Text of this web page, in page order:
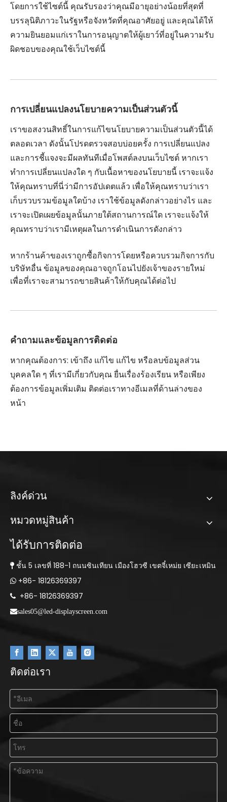
โดยการใช้ไซต์นี้ คุณรับรองว่าคุณมีอายุอย่างน้อยที่สุดที่
บรรลุนิติภาวะในรัฐหรือจังหวัดที่คุณอาศัยอยู่ และคุณได้ให้
ความยินยอมแก่เราในการอนุญาตให้ผู้เยาว์ที่อยู่ในความรับ
ผิดชอบของคุณใช้เว็บไซต์นี้
การเปลี่ยนแปลงนโยบายความเป็นส่วนตัวนี้
เราขอสงวนสิทธิ์ในการแก้ไขนโยบายความเป็นส่วนตัวนี้ได้
ตลอดเวลา ดังนั้นโปรดตรวจสอบบ่อยครั้ง การเปลี่ยนแปลง
และการชี้แจงจะมีผลทันทีเมื่อโพสต์ลงบนเว็บไซต์ หากเรา
ทำการเปลี่ยนแปลงใด ๆ กับเนื้อหาของนโยบายนี้ เราจะแจ้ง
ให้คุณทราบที่นี่ว่ามีการอัปเดตแล้ว เพื่อให้คุณทราบว่าเรา
เก็บรวบรวมข้อมูลใดบ้าง เราใช้ข้อมูลดังกล่าวอย่างไร และ
เราจะเปิดเผยข้อมูลนั้นภายใต้สถานการณ์ใด เราจะแจ้งให้
คุณทราบว่าเรามีเหตุผลในการดำเนินการดังกล่าว
หากร้านค้าของเราถูกซื้อกิจการโดยหรือควบรวมกิจการกับ
บริษัทอื่น ข้อมูลของคุณอาจถูกโอนไปยังเจ้าของรายใหม่
เพื่อที่เราจะสามารถขายสินค้าให้กับคุณได้ต่อไป
คำถามและข้อมูลการติดต่อ
หากคุณต้องการ: เข้าถึง แก้ไข แก้ไข หรือลบข้อมูลส่วน
บุคคลใด ๆ ที่เรามีเกี่ยวกับคุณ ยื่นเรื่องร้องเรียน หรือเพียง
ต้องการข้อมูลเพิ่มเติม ติดต่อเราทางอีเมลที่ด้านล่างของ
หน้า
ลิงค์ด่วน
หมวดหมู่สินค้า
ได้รับการติดต่อ
 ชั้น 5 เลขที่ 188-1 ถนนซินเทียน เมืองโฮวซี เขตจี๋เหม่ย เซียะเหมิน
 +86- 18126369397
 +86- 18126369397
sales05@led-displayscreen.com
ติดต่อเรา